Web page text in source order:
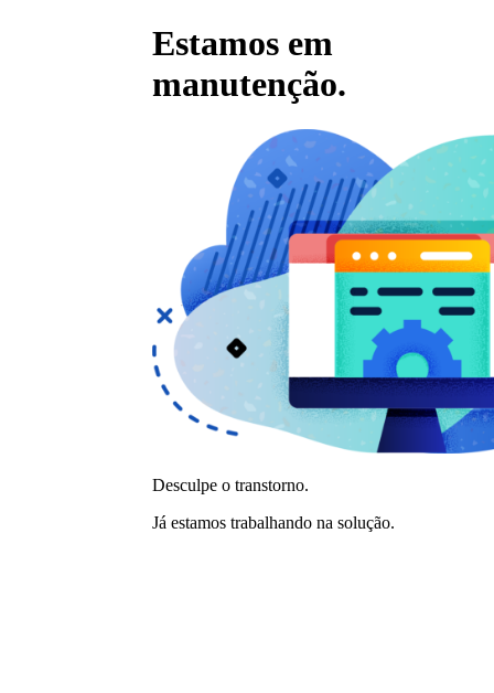
Estamos em
manutenção.
Desculpe o transtorno.
Já estamos trabalhando na solução.